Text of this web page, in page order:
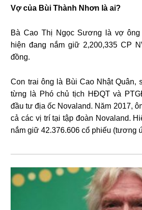
Vợ của Bùi Thành Nhơn là ai?
Bà Cao Thị Ngọc Sương là vợ
hiện đang nắm giữ 2,200,335 CP
đồng.
Con trai ông là Bùi Cao Nhật Quân,
từng là Phó chủ tịch HĐQT và
đầu tư địa ốc Novaland. Năm 2017,
cả các vị trí tại tập đoàn Novaland.
nắm giữ 42.376.606 cổ phiếu (tương